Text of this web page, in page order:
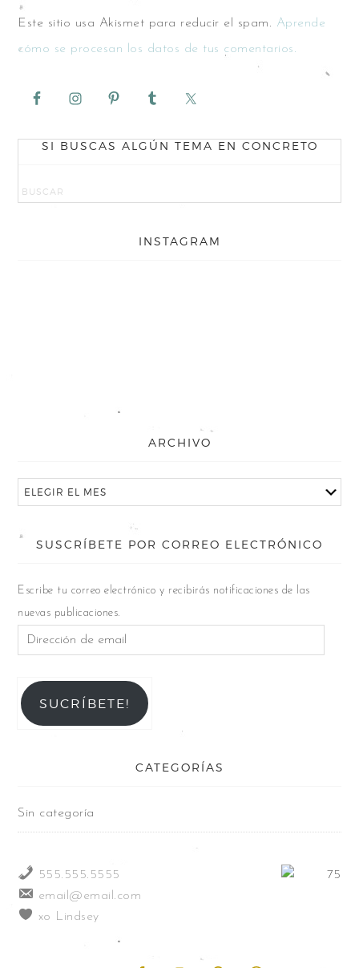
Este sitio usa Akismet para reducir el spam. Aprende
cómo se procesan los datos de tus comentarios.
SI BUSCAS ALGÚN TEMA EN CONCRETO
INSTAGRAM
ARCHIVO
SUSCRÍBETE POR CORREO ELECTRÓNICO
Escribe tu correo electrónico y recibirás notificaciones de las
nuevas publicaciones.
SUCRÍBETE!
CATEGORÍAS
Sin categoría
555.555.5555
email@email.com
xo Lindsey